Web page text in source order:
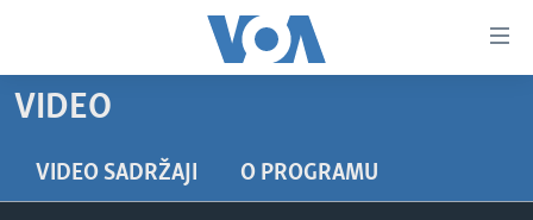
glavni
Pređi
na
VIDEO
VIDEO
VIDEO SADRŽAJI O PROGRAMU